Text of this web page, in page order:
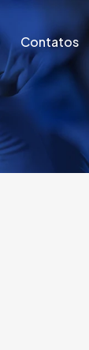
Contatos
Contatos